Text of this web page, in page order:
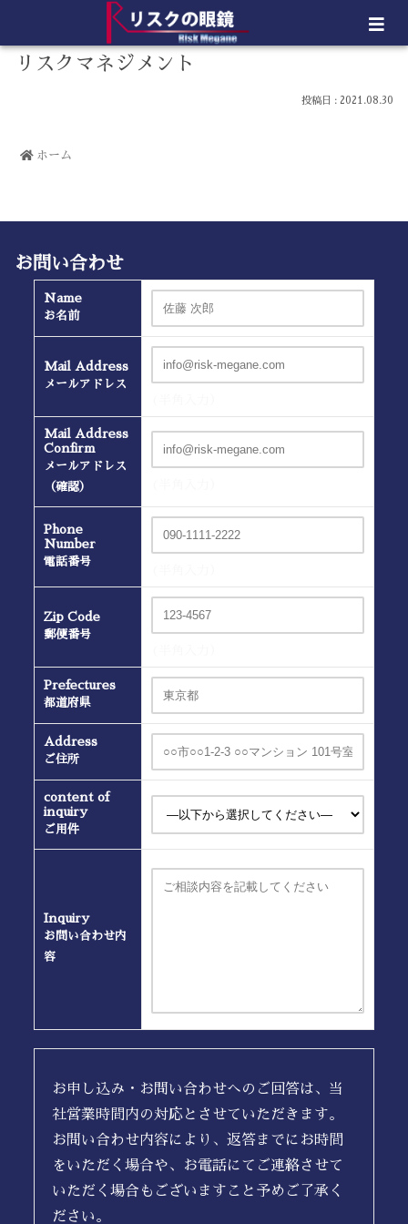
リスクマネジメント
2021.08.30
ホーム
お問い合わせ
Name
お名前
Mail Address
メールアドレス
Mail Address
Confirm
メールアドレス
（確認）
Phone
Number
電話番号
Zip Code
郵便番号
Prefectures
都道府県
Address
ご住所
content of
inquiry
ご用件
Inquiry
お問い合わせ内
容
お申し込み・お問い合わせへのご回答は、当
社営業時間内の対応とさせていただきます。
お問い合わせ内容により、返答までにお時間
をいただく場合や、お電話にてご連絡させて
いただく場合もございますこと予めご了承く
ださい。